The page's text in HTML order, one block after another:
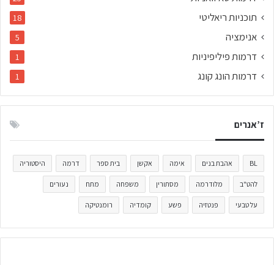
תוכניות ריאליטי 18
אנימציה 5
דרמות פיליפיניות 1
דרמות הונג קונג 1
ז’אנרים
BL אהבת בנים אימה אקשן בית ספר דרמה היסטוריה
להט"ב מלודרמה מסתורין משפחה מתח נעורים
על טבעי פנטזיה פשע קומדיה רומנטיקה